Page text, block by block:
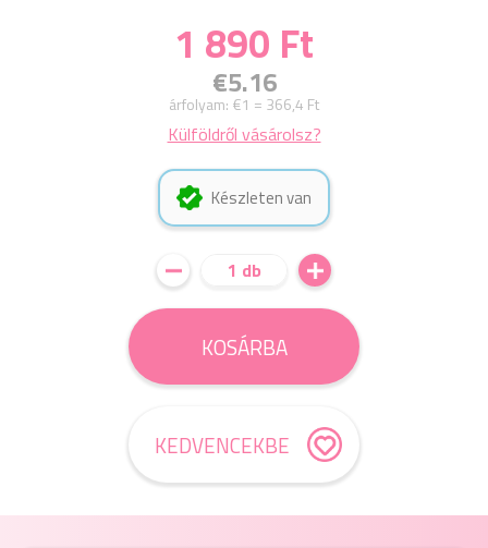
1 890 Ft
€5.16
árfolyam: €1 = 366,4 Ft
Külföldről vásárolsz?
Készleten van
1 db
KOSÁRBA
KEDVENCEKBE